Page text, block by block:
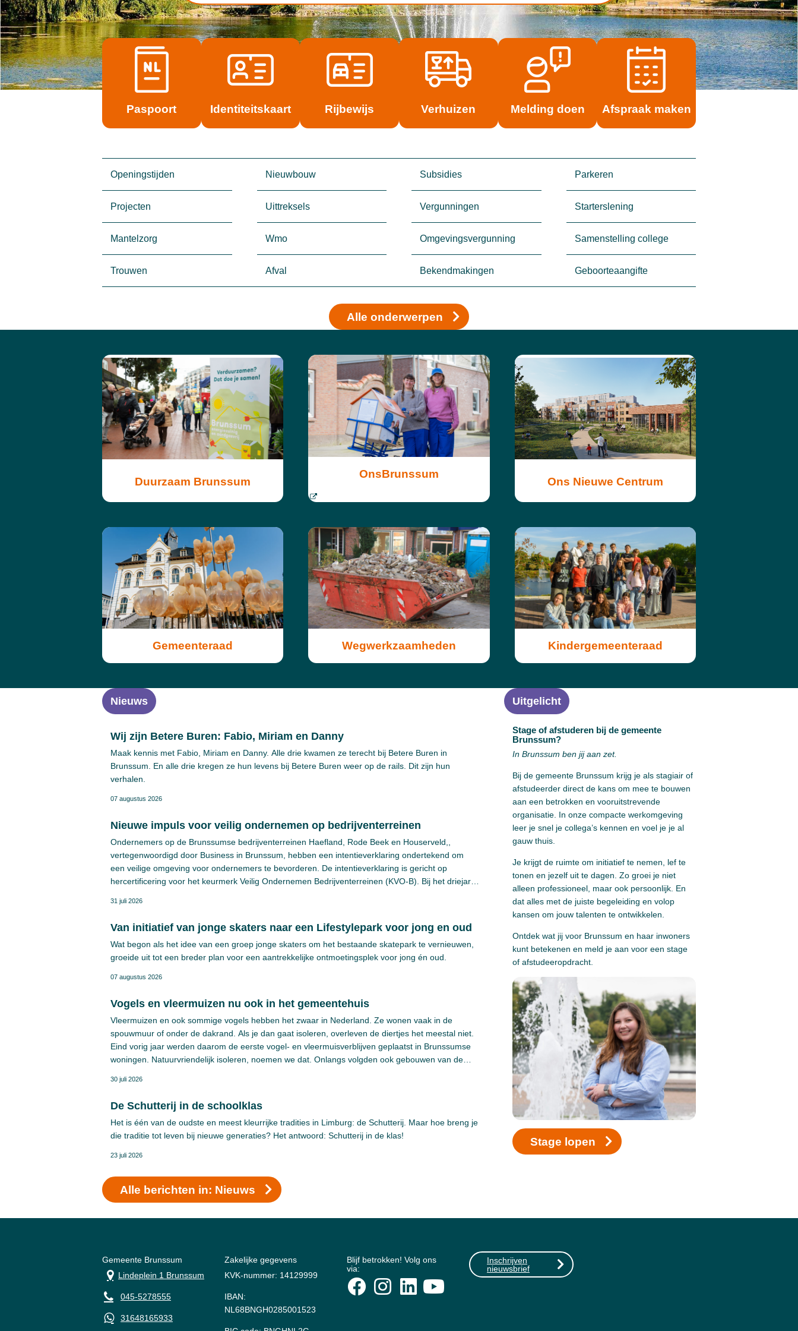
Paspoort Identiteitskaart Rijbewijs Verhuizen Melding doen Afspraak maken
Openingstijden Nieuwbouw Subsidies Parkeren
Projecten Uittreksels Vergunningen Starterslening
Mantelzorg Wmo Omgevingsvergunning Samenstelling college
Trouwen Afval Bekendmakingen Geboorteaangifte
Alle onderwerpen
Duurzaam Brunssum
OnsBrunssum
Ons Nieuwe Centrum
Gemeenteraad Wegwerkzaamheden Kindergemeenteraad
Nieuws
Wij zijn Betere Buren: Fabio, Miriam en Danny
Maak kennis met Fabio, Miriam en Danny. Alle drie kwamen ze terecht bij Betere Buren in
Brunssum. En alle drie kregen ze hun levens bij Betere Buren weer op de rails. Dit zijn hun
verhalen.
07 augustus 2026
Nieuwe impuls voor veilig ondernemen op bedrijventerreinen
Ondernemers op de Brunssumse bedrijventerreinen Haefland, Rode Beek en Houserveld,,
vertegenwoordigd door Business in Brunssum, hebben een intentieverklaring ondertekend om
een veilige omgeving voor ondernemers te bevorderen. De intentieverklaring is gericht op
hercertificering voor het keurmerk Veilig Ondernemen Bedrijventerreinen (KVO-B). Bij het driejarig
Brunssum betrokken.
31 juli 2026
Van initiatief van jonge skaters naar een Lifestylepark voor jong en oud
Wat begon als het idee van een groep jonge skaters om het bestaande skatepark te vernieuwen,
groeide uit tot een breder plan voor een aantrekkelijke ontmoetingsplek voor jong én oud.
07 augustus 2026
Vogels en vleermuizen nu ook in het gemeentehuis
Vleermuizen en ook sommige vogels hebben het zwaar in Nederland. Ze wonen vaak in de
spouwmuur of onder de dakrand. Als je dan gaat isoleren, overleven de diertjes het meestal niet.
Eind vorig jaar werden daarom de eerste vogel- en vleermuisverblijven geplaatst in Brunssumse
woningen. Natuurvriendelijk isoleren, noemen we dat. Onlangs volgden ook gebouwen van de
30 juli 2026
De Schutterij in de schoolklas
Het is één van de oudste en meest kleurrijke tradities in Limburg: de Schutterij. Maar hoe breng je
die traditie tot leven bij nieuwe generaties? Het antwoord: Schutterij in de klas!
23 juli 2026
Alle berichten in: Nieuws
Uitgelicht
Stage of afstuderen bij de gemeente
Brunssum?
In Brunssum ben jij aan zet.
Bij de gemeente Brunssum krijg je als stagiair of
afstudeerder direct de kans om mee te bouwen
aan een betrokken en vooruitstrevende
organisatie. In onze compacte werkomgeving
leer je snel je collega’s kennen en voel je je al
gauw thuis.
Je krijgt de ruimte om initiatief te nemen, lef te
tonen en jezelf uit te dagen. Zo groei je niet
alleen professioneel, maar ook persoonlijk. En
dat alles met de juiste begeleiding en volop
kansen om jouw talenten te ontwikkelen.
Ontdek wat jij voor Brunssum en haar inwoners
kunt betekenen en meld je aan voor een stage
of afstudeeropdracht.
Stage lopen
Gemeente Brunssum
Lindeplein 1 Brunssum
045-5278555
31648165933
Zakelijke gegevens
KVK-nummer: 14129999
IBAN:
NL68BNGH0285001523
Blijf betrokken! Volg ons
via:
Inschrijven
nieuwsbrief